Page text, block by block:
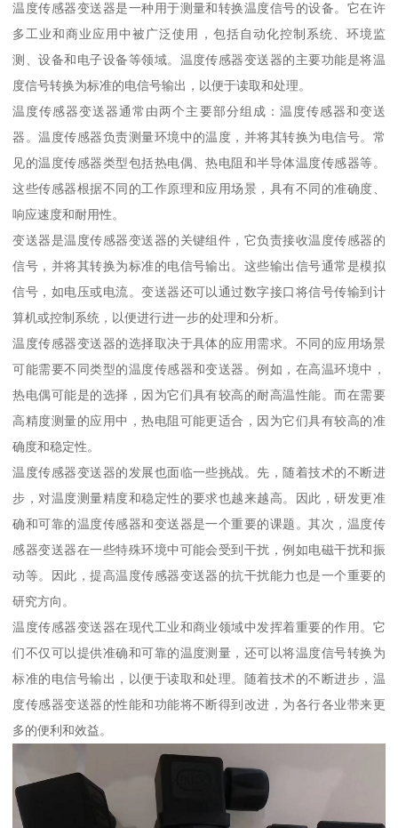
温度传感器变送器是一种用于测量和转换温度信号的设备。它在许
多工业和商业应用中被广泛使用，包括自动化控制系统、环境监
测、设备和电子设备等领域。温度传感器变送器的主要功能是将温
度信号转换为标准的电信号输出，以便于读取和处理。
温度传感器变送器通常由两个主要部分组成：温度传感器和变送
器。温度传感器负责测量环境中的温度，并将其转换为电信号。常
见的温度传感器类型包括热电偶、热电阻和半导体温度传感器等。
这些传感器根据不同的工作原理和应用场景，具有不同的准确度、
响应速度和耐用性。
变送器是温度传感器变送器的关键组件，它负责接收温度传感器的
信号，并将其转换为标准的电信号输出。这些输出信号通常是模拟
信号，如电压或电流。变送器还可以通过数字接口将信号传输到计
算机或控制系统，以便进行进一步的处理和分析。
温度传感器变送器的选择取决于具体的应用需求。不同的应用场景
可能需要不同类型的温度传感器和变送器。例如，在高温环境中，
热电偶可能是的选择，因为它们具有较高的耐高温性能。而在需要
高精度测量的应用中，热电阻可能更适合，因为它们具有较高的准
确度和稳定性。
温度传感器变送器的发展也面临一些挑战。先，随着技术的不断进
步，对温度测量精度和稳定性的要求也越来越高。因此，研发更准
确和可靠的温度传感器和变送器是一个重要的课题。其次，温度传
感器变送器在一些特殊环境中可能会受到干扰，例如电磁干扰和振
动等。因此，提高温度传感器变送器的抗干扰能力也是一个重要的
研究方向。
温度传感器变送器在现代工业和商业领域中发挥着重要的作用。它
们不仅可以提供准确和可靠的温度测量，还可以将温度信号转换为
标准的电信号输出，以便于读取和处理。随着技术的不断进步，温
度传感器变送器的性能和功能将不断得到改进，为各行各业带来更
多的便利和效益。